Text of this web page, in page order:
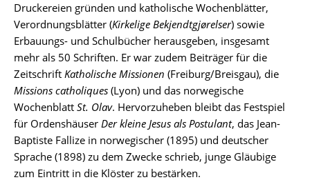
Druckereien gründen und katholische Wochenblätter,
Verordnungsblätter (Kirkelige Bekjendtgjørelser) sowie
Erbauungs- und Schulbücher herausgeben, insgesamt
mehr als 50 Schriften. Er war zudem Beiträger für die
Zeitschrift Katholische Missionen (Freiburg/Breisgau), die
Missions catholiques (Lyon) und das norwegische
Wochenblatt St. Olav. Hervorzuheben bleibt das Festspiel
für Ordenshäuser Der kleine Jesus als Postulant, das Jean-
Baptiste Fallize in norwegischer (1895) und deutscher
Sprache (1898) zu dem Zwecke schrieb, junge Gläubige
zum Eintritt in die Klöster zu bestärken.